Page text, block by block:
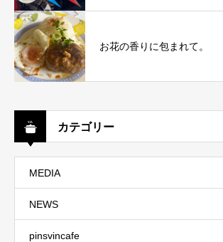
お花の香りに包まれて。
カテゴリー
MEDIA
NEWS
pinsvincafe